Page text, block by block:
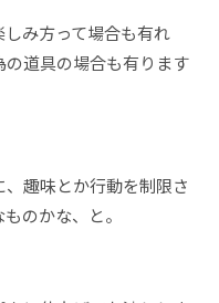
み方って場合も有れ
道具の場合も有ります
趣味とか行動を制限さ
のかな、と。